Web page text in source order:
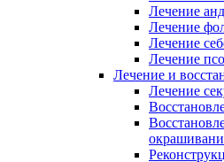
Лечение
Лечение
Лечение
Лечение
Лечение и
Лечение